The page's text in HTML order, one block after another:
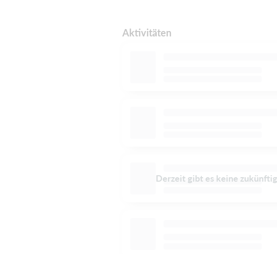
Aktivitäten
Derzeit gibt es keine